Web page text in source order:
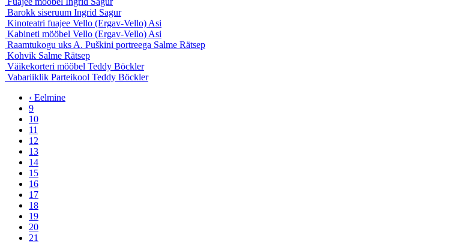
Barokk siseruum Ingrid Sagur
Kinoteatri fuajee Vello (Ergav-Vello) Asi
Kabineti mööbel Vello (Ergav-Vello) Asi
Raamtukogu uks A. Puškini portreega Salme Rätsep
Kohvik Salme Rätsep
Väikekorteri mööbel Teddy Böckler
Vabariiklik Parteikool Teddy Böckler
‹ Eelmine
9
10
11
12
13
14
15
16
17
18
19
20
21